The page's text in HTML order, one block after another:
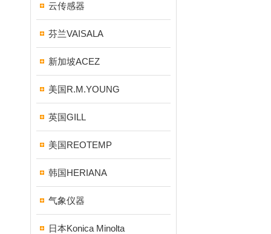
云传感器
芬兰VAISALA
新加坡ACEZ
美国R.M.YOUNG
英国GILL
美国REOTEMP
韩国HERIANA
气象仪器
日本Konica Minolta